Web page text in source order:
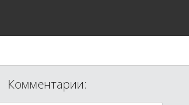
Комментарии: